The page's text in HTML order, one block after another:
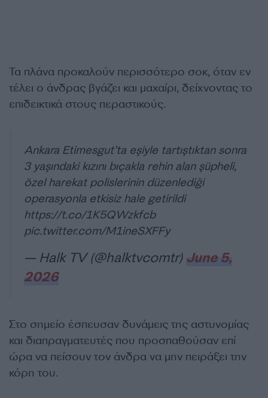
Τα πλάνα προκαλούν περισσότερο σοκ, όταν εν
τέλει ο άνδρας βγάζει και μαχαίρι, δείχνοντας το
επιδεικτικά στους περαστικούς.
Ankara Etimesgut’ta eşiyle tartıştıktan sonra
3 yaşındaki kızını bıçakla rehin alan şüpheli,
özel harekat polislerinin düzenlediği
operasyonla etkisiz hale getirildi
https://t.co/1K5QWzkfcb
pic.twitter.com/M1ineSXFFy
— Halk TV (@halktvcomtr) June 5,
2026
Στο σημείο έσπευσαν δυνάμεις της αστυνομίας
και διαπραγματευτές που προσπαθούσαν επί
ώρα να πείσουν τον άνδρα να μην πειράξει την
κόρη του.